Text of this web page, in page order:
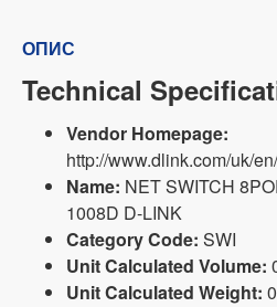
ОПИС
Technical
Vendor Homepage:
http://www.dlink.com/uk/
Name: NET SWITCH
1008D D-LINK
Category Code: SWI
Unit Calculated Volume:
Unit Calculated Weight: